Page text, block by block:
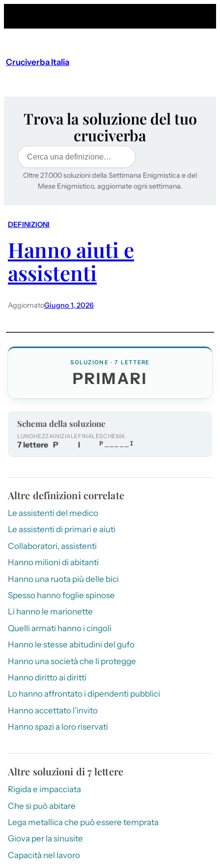
Cruciverba Italia
Trova la soluzione del tuo
cruciverba
Cerca
Oltre 27.000 soluzioni della Settimana Enigmistica e del
Mese Enigmistico, aggiornate ogni settimana.
DEFINIZIONI
Hanno aiuti e
assistenti
AggiornatoGiugno 1, 2026
SOLUZIONE · 7 LETTERE
PRIMARI
Schema della soluzione
LUNGHEZZA
7 lettere
INIZIALE
P
FINALE
I
SCHEMA
P_____I
Altre definizioni correlate
Le assistenti del medico
Le assistenti di primari e aiuti
Collaboratori, assistenti
Hanno milioni di abitanti
Hanno una ruota più delle bici
Spesso hanno foglie spinose
Li hanno le marionette
Quelli armati hanno i cingoli
Hanno le stesse abitudini del gufo
Hanno una società che li protegge
Hanno diritto ai diritti
Lo hanno affrontato i dipendenti pubblici
Hanno accettato l’invito
Hanno spazi a loro riservati
Altre soluzioni di 7 lettere
Rigida e impacciata
Che si può abitare
Lega metallica che può essere temprata
Giova per la sinusite
Capacità nel lavoro